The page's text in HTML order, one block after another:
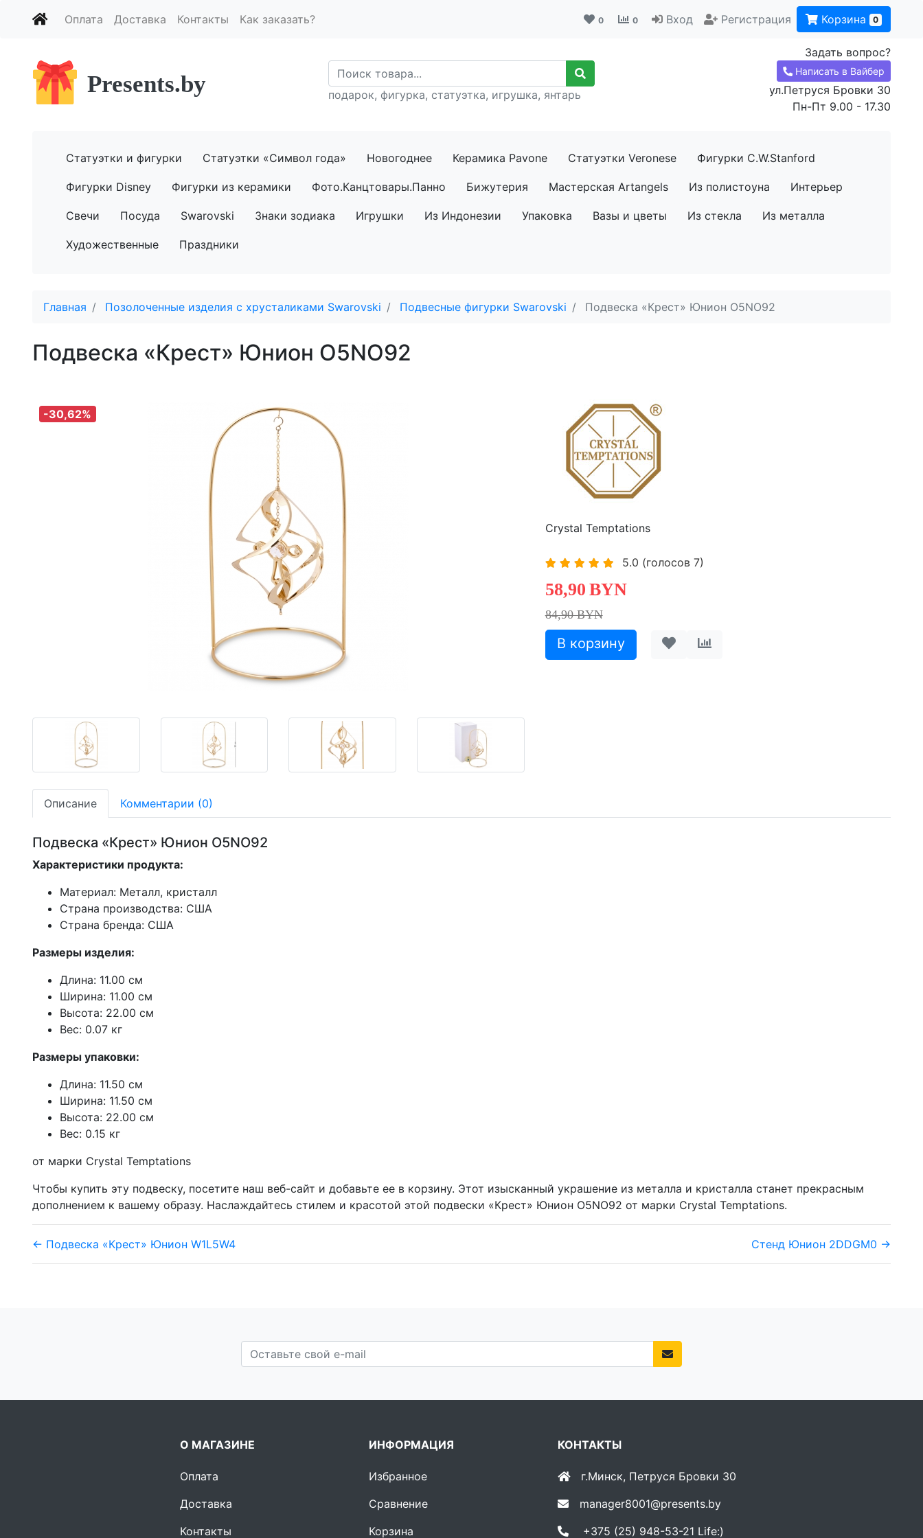
Оплата Доставка Контакты Как заказать? 0 0 Вход Регистрация Корзина 0
Presents.by подарок, фигурка, статуэтка, игрушка, янтарь
Задать вопрос?
Написать в Вайбер
ул.Петруся Бровки 30
Пн-Пт 9.00 - 17.30
Статуэтки и фигурки Статуэтки «Символ года» Новогоднее Керамика Pavone Статуэтки Veronese Фигурки C.W.Stanford
Фигурки Disney Фигурки из керамики Фото.Канцтовары.Панно Бижутерия Мастерская Artangels Из полистоуна Интерьер
Свечи Посуда Swarovski Знаки зодиака Игрушки Из Индонезии Упаковка Вазы и цветы Из стекла Из металла
Художественные Праздники
Главная Позолоченные изделия с хрусталиками Swarovski Подвесные фигурки Swarovski Подвеска «Крест» Юнион O5NO92
Подвеска «Крест» Юнион O5NO92
-30,62%
-30,62%
-30,62%
-30,62%
Crystal Temptations
5.0 (голосов 7)
58,90 BYN
84,90 BYN
Описание Комментарии (0)
Подвеска «Крест» Юнион O5NO92
Характеристики продукта:
Материал: Металл, кристалл
Страна производства: США
Страна бренда: США
Размеры изделия:
Длина: 11.00 см
Ширина: 11.00 см
Высота: 22.00 см
Вес: 0.07 кг
Размеры упаковки:
Длина: 11.50 см
Ширина: 11.50 см
Высота: 22.00 см
Вес: 0.15 кг
от марки Crystal Temptations
Чтобы купить эту подвеску, посетите наш веб-сайт и добавьте ее в корзину. Этот изысканный украшение из металла и кристалла станет прекрасным
дополнением к вашему образу. Наслаждайтесь стилем и красотой этой подвески «Крест» Юнион O5NO92 от марки Crystal Temptations.
← Подвеска «Крест» Юнион W1L5W4 Стенд Юнион 2DDGM0 →
О МАГАЗИНЕ
Оплата
Доставка
Контакты
ИНФОРМАЦИЯ
Избранное
Сравнение
Корзина
КОНТАКТЫ
г.Минск, Петруся Бровки 30
manager8001@presents.by
+375 (25) 948-53-21 Life:)